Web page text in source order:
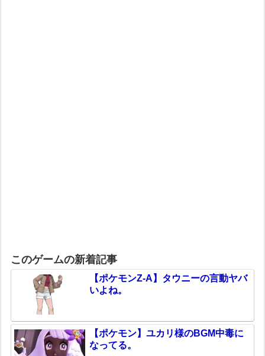
このゲームの新着記事
【ポケモンZ-A】タウニーの言動ヤバ
いよね。
【ポケモン】ユカリ様のBGM中毒に
なってる。